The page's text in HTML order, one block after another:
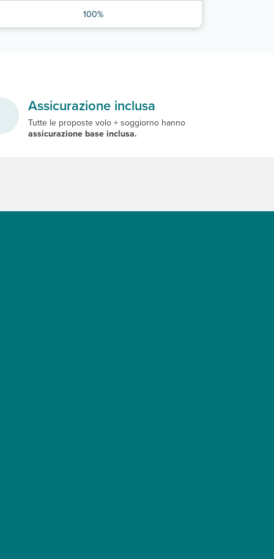
100%
Assicurazione inclusa
Tutte le proposte volo + soggiorno hanno
assicurazione base inclusa.